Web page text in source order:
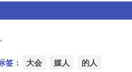
签： 大会 媒人 的人